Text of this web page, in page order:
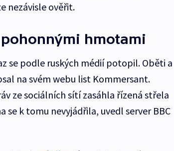
nezávisle ověřit.
hmotami
se podle ruských médií potopil. Oběti a
na svém webu list Kommersant.
ze sociálních sítí zasáhla řízená střela
se k tomu nevyjádřila, uvedl server BBC